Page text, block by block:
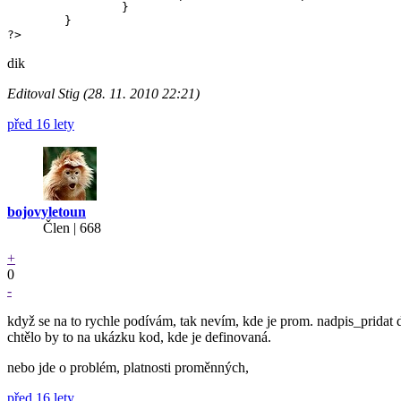
?>
dik
Editoval Stig (28. 11. 2010 22:21)
před 16 lety
bojovyletoun
Člen | 668
+
0
-
když se na to rychle podívám, tak nevím, kde je prom. nadpis_pridat
chtělo by to na ukázku kod, kde je definovaná.
nebo jde o problém, platnosti proměnných,
před 16 lety